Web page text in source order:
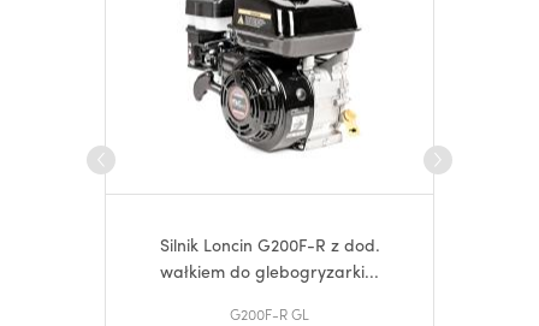
Silnik Loncin G200F-R z dod.
wałkiem do glebogryzarki...
G200F-R GL